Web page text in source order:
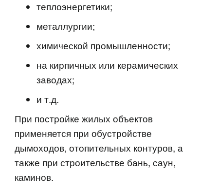
теплоэнергетики;
металлургии;
химической промышленности;
на кирпичных или керамических
заводах;
и т.д.
При постройке жилых объектов
применяется при обустройстве
дымоходов, отопительных контуров, а
также при строительстве бань, саун,
каминов.